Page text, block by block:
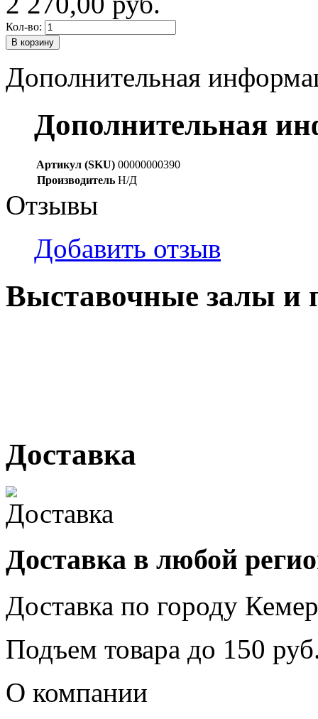
Кол-во:
В корзину
Дополнительная
Дополнительная
Артикул (SKU) 00000000390
Производитель Н/Д
Отзывы
Добавить отзыв
Выставочные залы и
Доставка
Доставка в любой
Доставка по городу
Подъем товара до 150
О компании